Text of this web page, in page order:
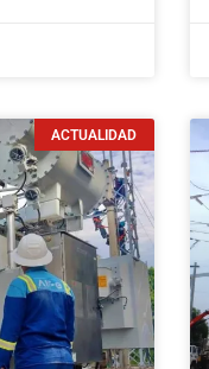
ACTUALIDAD